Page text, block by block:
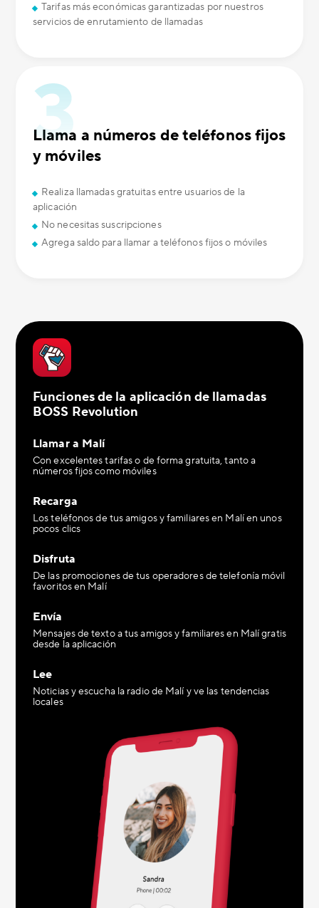
Tarifas más económicas garantizadas por nuestros
servicios de enrutamiento de llamadas
Llama a números de teléfonos fijos
y móviles
Realiza llamadas gratuitas entre usuarios de la
aplicación
No necesitas suscripciones
Agrega saldo para llamar a teléfonos fijos o móviles
Funciones de la aplicación de llamadas
BOSS Revolution
Llamar a Malí
Con excelentes tarifas o de forma gratuita, tanto a
números fijos como móviles
Recarga
Los teléfonos de tus amigos y familiares en Malí en unos
pocos clics
Disfruta
De las promociones de tus operadores de telefonía móvil
favoritos en Malí
Envía
Mensajes de texto a tus amigos y familiares en Malí gratis
desde la aplicación
Lee
Noticias y escucha la radio de Malí y ve las tendencias
locales